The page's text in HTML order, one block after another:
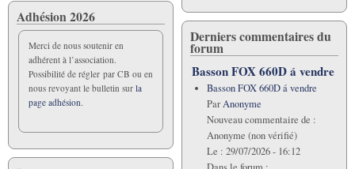
Adhésion 2026
Merci de nous soutenir en
adhérent à l’association.
Possibilité de régler par CB ou en
nous revoyant le bulletin sur la
page adhésion.
Derniers commentaires du
forum
Basson FOX 660D á vendre
Basson FOX 660D á vendre
ParAnonyme
Nouveau commentaire de :
Anonyme (non vérifié)
Le : 29/07/2026 - 16:12